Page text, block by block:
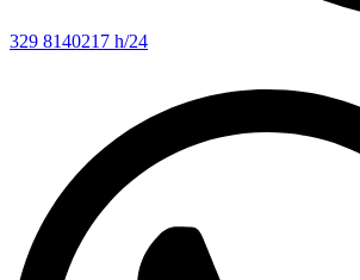
329 8140217 h/24